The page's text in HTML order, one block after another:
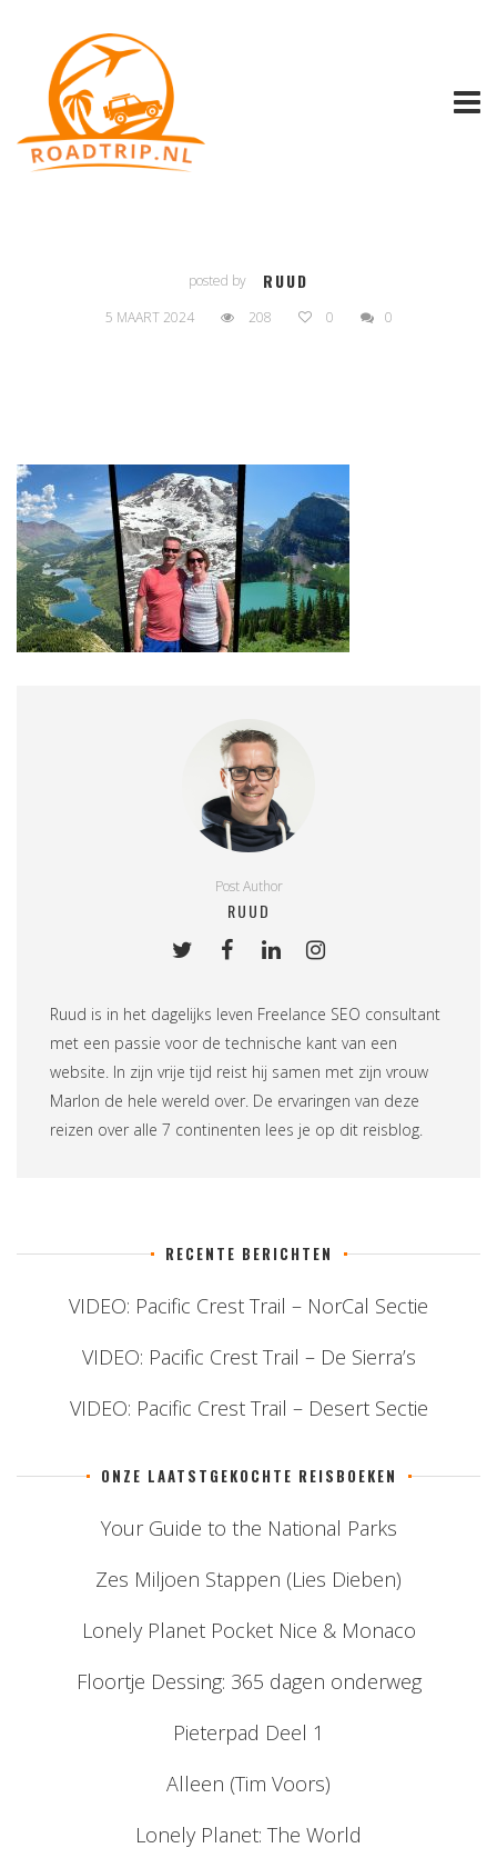
posted by RUUD
5 MAART 2024 208 0 0
Post Author
RUUD
Ruud is in het dagelijks leven Freelance SEO consultant
met een passie voor de technische kant van een
website. In zijn vrije tijd reist hij samen met zijn vrouw
Marlon de hele wereld over. De ervaringen van deze
reizen over alle 7 continenten lees je op dit reisblog.
RECENTE BERICHTEN
VIDEO: Pacific Crest Trail – NorCal Sectie
VIDEO: Pacific Crest Trail – De Sierra’s
VIDEO: Pacific Crest Trail – Desert Sectie
ONZE LAATSTGEKOCHTE REISBOEKEN
Your Guide to the National Parks
Zes Miljoen Stappen (Lies Dieben)
Lonely Planet Pocket Nice & Monaco
Floortje Dessing: 365 dagen onderweg
Pieterpad Deel 1
Alleen (Tim Voors)
Lonely Planet: The World